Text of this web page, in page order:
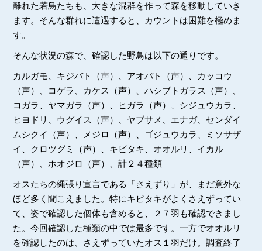
離れた若鳥たちも、大きな混群を作って森を移動していき
ます。そんな群れに遭遇すると、カウントは困難を極めま
す。
そんな状況の森で、確認した野鳥は以下の通りです。
カルガモ、キジバト（声）、アオバト（声）、カッコウ
（声）、コゲラ、カケス（声）、ハシブトガラス（声）、
コガラ、ヤマガラ（声）、ヒガラ（声）、シジュウカラ、
ヒヨドリ、ウグイス（声）、ヤブサメ、エナガ、センダイ
ムシクイ（声）、メジロ（声）、ゴジュウカラ、ミソサザ
イ、クロツグミ（声）、キビタキ、オオルリ、イカル
（声）、ホオジロ（声）、計２４種類
オスたちの縄張り宣言である「さえずり」が、まだ意外な
ほど多く聞こえました。特にキビタキがよくさえずってい
て、姿で確認した個体も含めると、２７羽も確認できまし
た。今回確認した種類の中では最多です。一方でオオルリ
を確認したのは、さえずっていたオス１羽だけ。調査終了